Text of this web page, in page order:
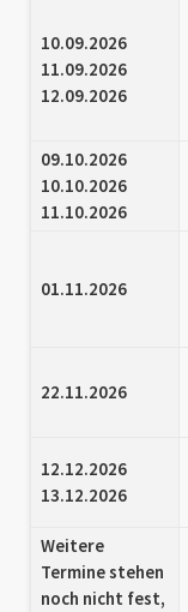
10.09.2026
11.09.2026
12.09.2026
09.10.2026
10.10.2026
11.10.2026
01.11.2026
22.11.2026
12.12.2026
13.12.2026
Weitere
Termine stehen
noch nicht fest,